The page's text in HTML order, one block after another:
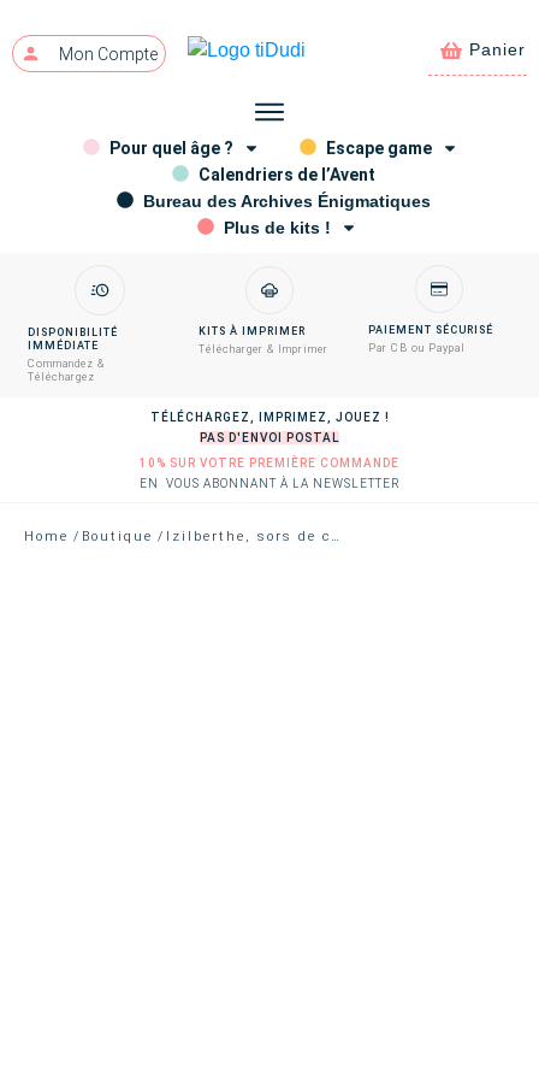
Mon Compte Panier
Pour quel âge ?
Escape game
Calendriers de l’Avent
Bureau des Archives Énigmatiques
Plus de kits !
DISPONIBILITÉ
IMMÉDIATE
Commandez &
Téléchargez
KITS À IMPRIMER
Télécharger & Imprimer
PAIEMENT SÉCURISÉ
Par CB ou Paypal
TÉLÉCHARGEZ, IMPRIMEZ, JOUEZ !
PAS D'ENVOI POSTAL
10% SUR VOTRE PREMIÈRE COMMANDE
EN VOUS ABONNANT À LA NEWSLETTER
Home / Boutique / Izilberthe, sors de ce corps ! (épisode 3)